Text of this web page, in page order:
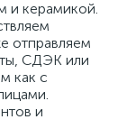
и керамикой.
отправляем
СДЭК или
как с
и